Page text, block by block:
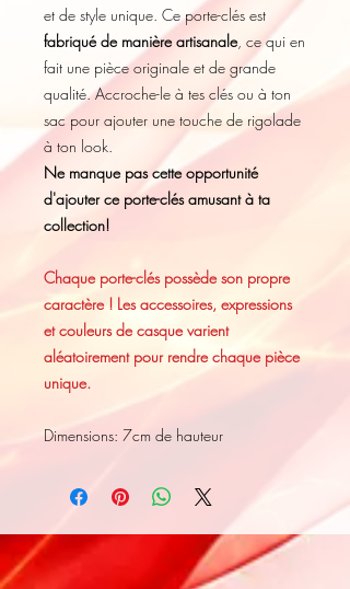
et de style unique. Ce porte-clés est
fabriqué de manière artisanale, ce qui en
fait une pièce originale et de grande
qualité. Accroche-le à tes clés ou à ton
sac pour ajouter une touche de rigolade
à ton look.
Ne manque pas cette opportunité
d'ajouter ce porte-clés amusant à ta
collection!
Chaque porte-clés possède son propre
caractère ! Les accessoires, expressions
et couleurs de casque varient
aléatoirement pour rendre chaque pièce
unique.
Dimensions: 7cm de hauteur